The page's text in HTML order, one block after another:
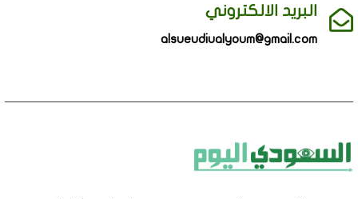
البريد الالكتروني
alsueudiualyoum@gmail.com